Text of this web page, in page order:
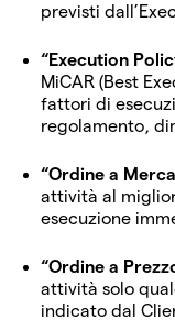
previsti
“Execution
MiCAR (Best
fattori di
regolamento,
“Ordine a
attività al
esecuzione
“Ordine a
attività solo
indicato dal